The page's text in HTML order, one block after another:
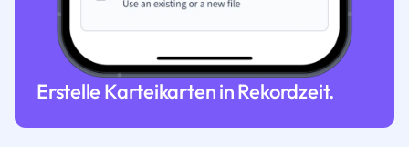
Erstelle Karteikarten in Rekordzeit.